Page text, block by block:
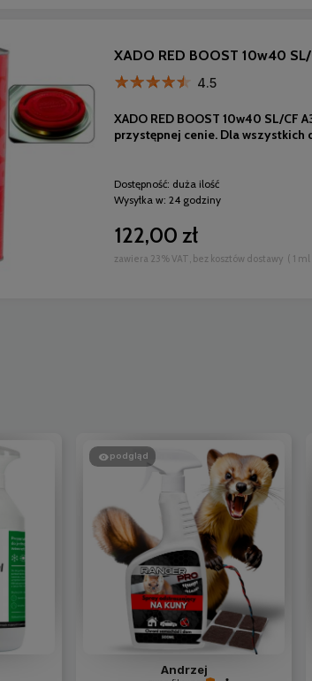
XADO RED BOOST 10w40
4.5
XADO RED BOOST 10w40 SL/CF
przystępnej cenie. Dla wszystkich
Dostępność: duża ilość
Wysyłka w: 24 godziny
122,00 zł
zawiera 23% VAT, bez kosztów dostawy ( 1 ml
podgląd
Andrzej